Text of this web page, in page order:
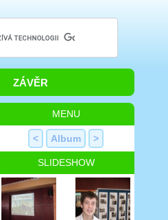
ZÁVĚR
MENU
< Album >
SLIDESHOW